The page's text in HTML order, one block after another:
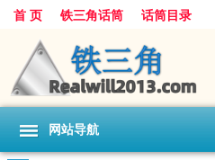
首 页 铁三角话筒 话筒目录
网站导航